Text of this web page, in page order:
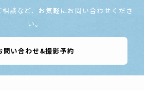
談など、お気軽にお問い合わせくださ
い。
問い合わせ&撮影予約